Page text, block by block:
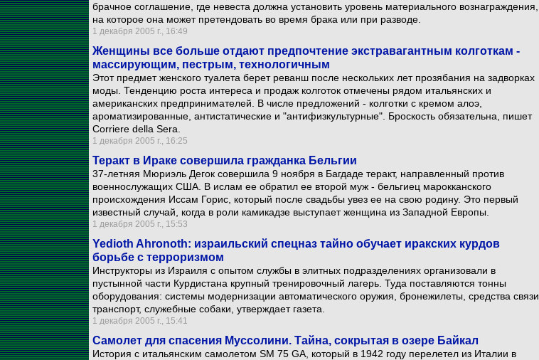
брачное соглашение, где невеста должна установить уровень материального вознаграждения,
на которое она может претендовать во время брака или при разводе.
1 декабря 2005 г., 16:49
Женщины все больше отдают предпочтение экстравагантным колготкам -
массирующим, пестрым, технологичным
Этот предмет женского туалета берет реванш после нескольких лет прозябания на задворках
моды. Тенденцию роста интереса и продаж колготок отмечены рядом итальянских и
американских предпринимателей. В числе предложений - колготки с кремом алоэ,
ароматизированные, антистатические и "антифизкультурные". Броскость обязательна, пишет
Corriere della Sera.
1 декабря 2005 г., 16:25
Теракт в Ираке совершила гражданка Бельгии
37-летняя Мюриэль Дегок совершила 9 ноября в Багдаде теракт, направленный против
военнослужащих США. В ислам ее обратил ее второй муж - бельгиец марокканского
происхождения Иссам Горис, который после свадьбы увез ее на свою родину. Это первый
известный случай, когда в роли камикадзе выступает женщина из Западной Европы.
1 декабря 2005 г., 15:53
Yedioth Ahronoth: израильский спецназ тайно обучает иракских курдов
борьбе с терроризмом
Инструкторы из Израиля с опытом службы в элитных подразделениях организовали в
пустынной части Курдистана крупный тренировочный лагерь. Туда поставляются тонны
оборудования: системы модернизации автоматического оружия, бронежилеты, средства связи,
транспорт, служебные собаки, утверждает газета.
1 декабря 2005 г., 15:41
Самолет для спасения Муссолини. Тайна, сокрытая в озере Байкал
История с итальянским самолетом SM 75 GA, который в 1942 году перелетел из Италии в